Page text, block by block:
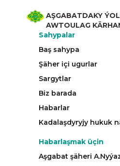
AŞGABATDAKY
AWTOULAG
Sahypalar
Baş sahypa
Şäher içi ugurlar
Sargytlar
Biz barada
Habarlar
Kadalaşdyryjy hukuk
Habarlaşmak üçin
Aşgabat şäheri